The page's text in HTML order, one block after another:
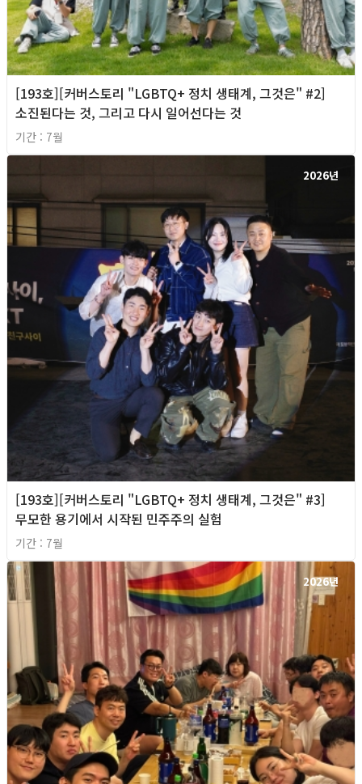
[193호][커버스토리 "LGBTQ+ 정치 생태계, 그것은" #2]
소진된다는 것, 그리고 다시 일어선다는 것
기간 : 7월
2026년
[193호][커버스토리 "LGBTQ+ 정치 생태계, 그것은" #3]
무모한 용기에서 시작된 민주주의 실험
기간 : 7월
2026년